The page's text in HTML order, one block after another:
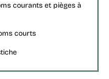
courants et pièges à
courts